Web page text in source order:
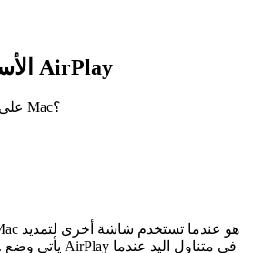
الأسئلة الشائعة حول AirPlay
ما هو وضع AirPlay على جهاز Mac؟